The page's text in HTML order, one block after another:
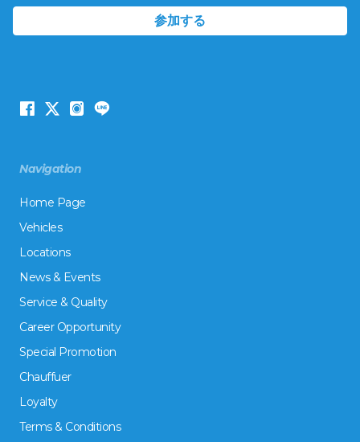
Navigation
Home Page
Vehicles
Locations
News & Events
Service & Quality
Career Opportunity
Special Promotion
Chauffuer
Loyalty
Terms & Conditions